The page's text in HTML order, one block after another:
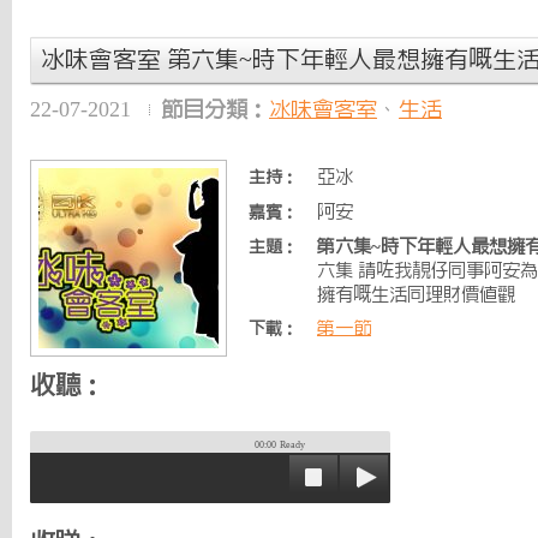
冰味會客室 第六集~時下年輕人最想擁有嘅生
22-07-2021 節目分類： 冰味會客室 、 生活
主持： 亞冰
嘉賓： 阿安
主題：
第六集~時下年輕人最想擁
六集 請咗我靚仔同事阿安
擁有嘅生活同理財價值觀
下載： 第一節
收聽：
00:00 Ready